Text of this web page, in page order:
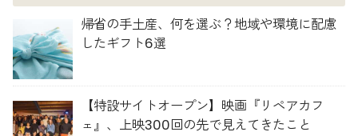
帰省の手土産、何を選ぶ？地域や環境に配慮
したギフト6選
【特設サイトオープン】映画『リペアカフ
ェ』、上映300回の先で見えてきたこと